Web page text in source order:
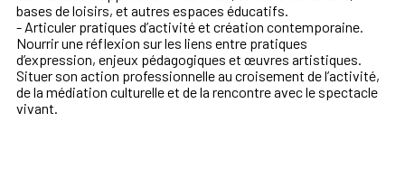
bases de loisirs, et autres espaces éducatifs.
- Articuler pratiques d’activité et création contemporaine.
Nourrir une réflexion sur les liens entre pratiques
d’expression, enjeux pédagogiques et œuvres artistiques.
Situer son action professionnelle au croisement de l’activité,
de la médiation culturelle et de la rencontre avec le spectacle
vivant.